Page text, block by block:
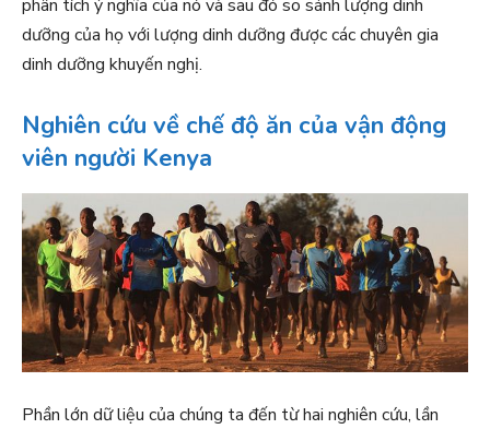
phân tích ý nghĩa của nó và sau đó so sánh lượng dinh
dưỡng của họ với lượng dinh dưỡng được các chuyên gia
dinh dưỡng khuyến nghị.
Nghiên cứu về chế độ ăn của vận động
viên người Kenya
Phần lớn dữ liệu của chúng ta đến từ hai nghiên cứu, lần